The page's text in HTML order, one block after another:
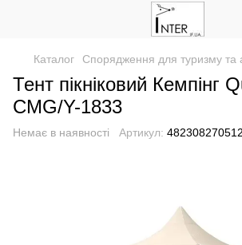
Каталог Спорядження для туризму та
Тент пікніковий Кемпінг
CMG/Y-1833
Немає в наявності Артикул: